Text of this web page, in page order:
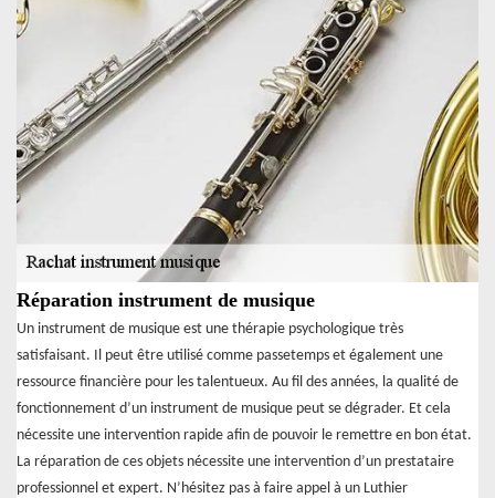
Réparation instrument de musique
Un instrument de musique est une thérapie psychologique très
satisfaisant. Il peut être utilisé comme passetemps et également une
ressource financière pour les talentueux. Au fil des années, la qualité de
fonctionnement d’un instrument de musique peut se dégrader. Et cela
nécessite une intervention rapide afin de pouvoir le remettre en bon état.
La réparation de ces objets nécessite une intervention d’un prestataire
professionnel et expert. N’hésitez pas à faire appel à un Luthier